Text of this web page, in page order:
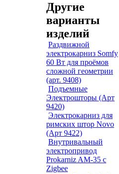
Другие
варианты
изделий
Раздвижной
электрокарниз Somfy
60 Вт для проёмов
сложной геометрии
(арт. 9408)
Подъемные
Электрошторы (Арт
9420)
Электрокарниз для
римских штор Novo
(Арт 9422)
Внутривальный
электропривод
Prokarniz AM-35 с
Zigbee